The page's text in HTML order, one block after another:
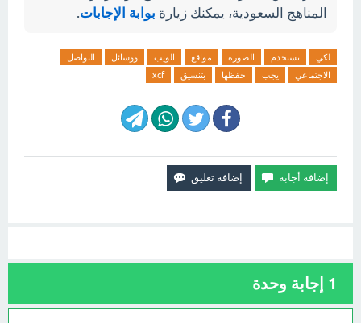
المناهج السعودية، يمكنك زيارة بوابة الإجابات.
لكي نستخدم الصورة مواقع الويب ووسائل
التواصل
الاجتماعي
يجب حفظها بتنسيق xcf
1 إجابة وحدة